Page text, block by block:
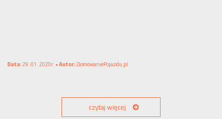
Data:29. 01. 2020r. •Autor:ZlomowaniePojazdu.pl
czytaj więcej